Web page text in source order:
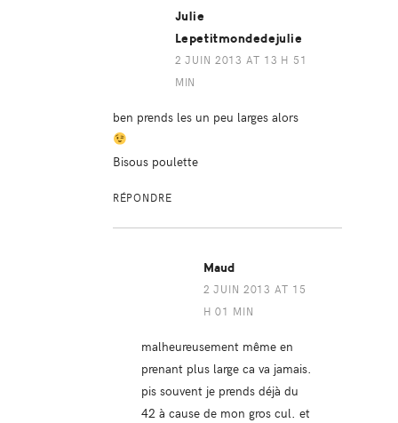
Julie
Lepetitmondedejulie
2 JUIN 2013 AT 13 H 51
MIN
ben prends les un peu larges alors
Bisous poulette
RÉPONDRE
Maud
2 JUIN 2013 AT 15
H 01 MIN
malheureusement même en
prenant plus large ca va jamais.
pis souvent je prends déjà du
42 à cause de mon gros cul. et